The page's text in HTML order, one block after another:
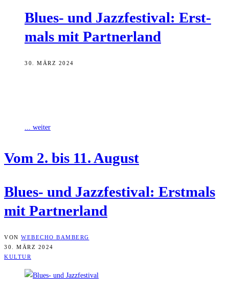
Blues- und Jazz­fes­ti­val: Erst­
mals mit Partnerland
30. MÄRZ 2024
... weiter
Vom 2. bis 11. August
Blues- und Jazz­fes­ti­val: Erst­mals
mit Partnerland
VON WEBECHO BAMBERG
30. MÄRZ 2024
KULTUR